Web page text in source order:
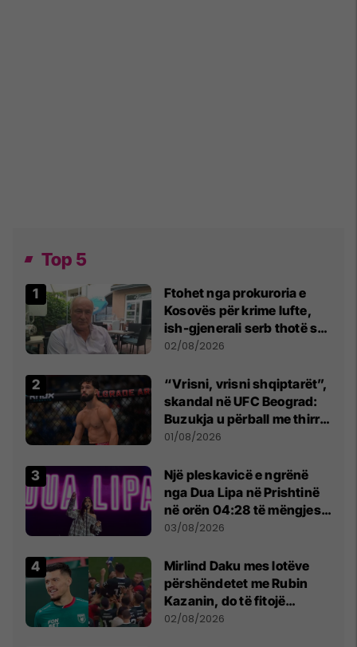
Top 5
Ftohet nga prokuroria e
Kosovës për krime lufte,
ish-gjenerali serb thotë se
dikush e tradhtoi në
02/08/2026
“Vrisni, vrisni shqiptarët”,
skandal në UFC Beograd:
Buzukja u përball me thirrje
anti-shqiptare nga
01/08/2026
Një pleskavicë e ngrënë
nga Dua Lipa në Prishtinë
në orën 04:28 të mëngjesit
- dhe bota digjitale serbe
03/08/2026
Mirlind Daku mes lotëve
përshëndetet me Rubin
Kazanin, do të fitojë
miliona te Spartak Moska
02/08/2026